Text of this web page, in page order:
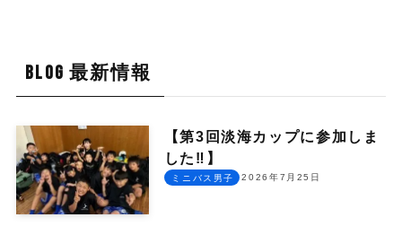
BLOG 最新情報
【第3回淡海カップに参加しま
した‼︎】
2026年7月25日
ミニバス男子